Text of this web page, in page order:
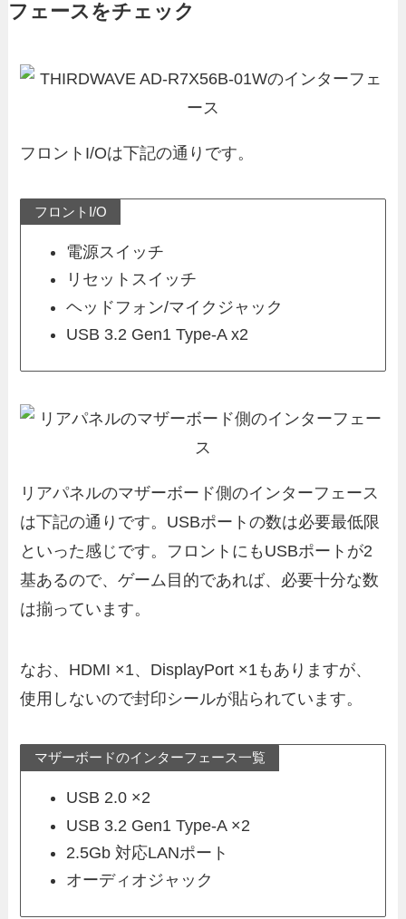
フェースをチェック
フロントI/Oは下記の通りです。
フロントI/O
電源スイッチ
リセットスイッチ
ヘッドフォン/マイクジャック
USB 3.2 Gen1 Type-A x2
リアパネルのマザーボード側のインターフェース
は下記の通りです。USBポートの数は必要最低限
といった感じです。フロントにもUSBポートが2
基あるので、ゲーム目的であれば、必要十分な数
は揃っています。
なお、HDMI ×1、DisplayPort ×1もありますが、
使用しないので封印シールが貼られています。
マザーボードのインターフェース一覧
USB 2.0 ×2
USB 3.2 Gen1 Type-A ×2
2.5Gb 対応LANポート
オーディオジャック